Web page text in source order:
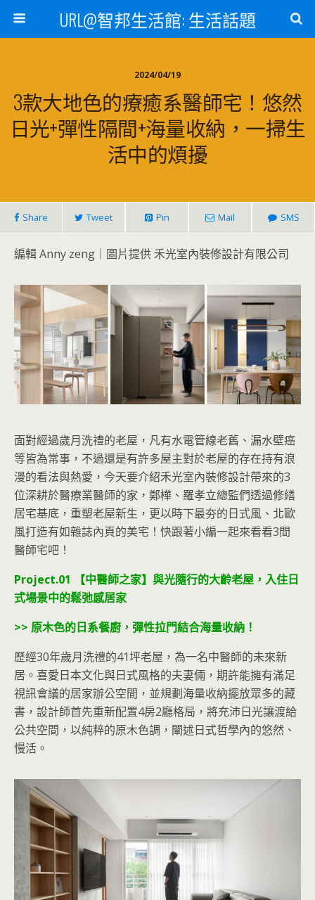
URL@智邦生活館: 生活話題
2024/04/19
3款大地色的療癒系醫師宅！悠然
日光+彈性隔間+海量收納，一掃生
活中的煩擾
Share Tweet Pin Mail SMS
編輯 Anny zeng｜圖片提供 禾光室內裝修設計有限公司
面對經過歲月洗禮的老屋，凡有水電管線老舊、漏水壁癌
等皆為常事，不過還是有許多屋主對於老屋的存在持有浪
漫的看法與熱愛，今天要介紹禾光室內裝修設計帶來的3
位深耕於醫療業醫師的家，鄭樺、羅孝立總監們透過修繕
居宅基底，重塑老屋新生，更以時下最夯的日式風、北歐
風打造有如雜誌內頁的美宅！快跟著小編一起來看看3間
醫師宅吧！
Project.01 【中醫師之家】與光隨行的大齡老屋，入住日
式場景中的鬆弛感居家
>> 原木色的日系餐廚，彈性拉門結合海量收納！
歷經30年歲月洗禮的41坪老屋，為一名中醫師的未來新
居。喜愛日本文化與日式風格的夫妻倆，期許能擁有滿足
視訊會議的居家辦公空間，並規劃海量收納擺放眾多的藏
書，設計師首先重新配置4房2廳格局，將充沛日光讓渡給
公共空間，以純粹的原木色調，闡述日式哲學內的悠然、
慢活。